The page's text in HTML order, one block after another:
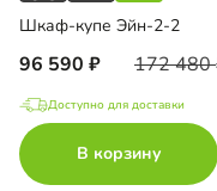
Шкаф-купе Эйн-2-2
96 590 172 480
Доступно для доставки
В корзину